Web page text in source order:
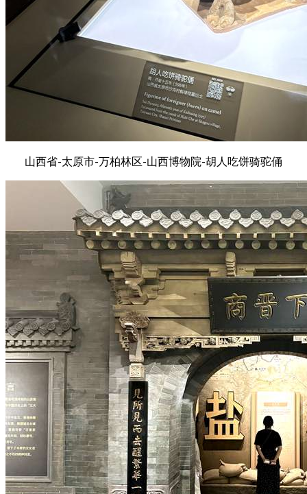
山西省-太原市-万柏林区-山西博物院-胡人吃饼骑驼俑